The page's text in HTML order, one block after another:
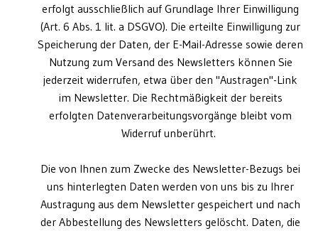
erfolgt ausschließlich auf Grundlage Ihrer Einwilligung
(Art. 6 Abs. 1 lit. a DSGVO). Die erteilte Einwilligung zur
Speicherung der Daten, der E-Mail-Adresse sowie deren
Nutzung zum Versand des Newsletters können Sie
jederzeit widerrufen, etwa über den "Austragen"-Link
im Newsletter. Die Rechtmäßigkeit der bereits
erfolgten Datenverarbeitungsvorgänge bleibt vom
Widerruf unberührt.
Die von Ihnen zum Zwecke des Newsletter-Bezugs bei
uns hinterlegten Daten werden von uns bis zu Ihrer
Austragung aus dem Newsletter gespeichert und nach
der Abbestellung des Newsletters gelöscht. Daten, die